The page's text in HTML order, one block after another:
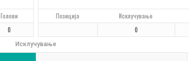
Голови
0
Позиција Исклучување
0
Исклучување